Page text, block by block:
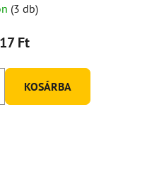
(3 db)
Ft
KOSÁRBA